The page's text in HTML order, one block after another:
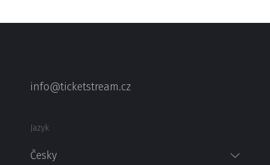
info@ticketstream.cz
Jazyk
Česky